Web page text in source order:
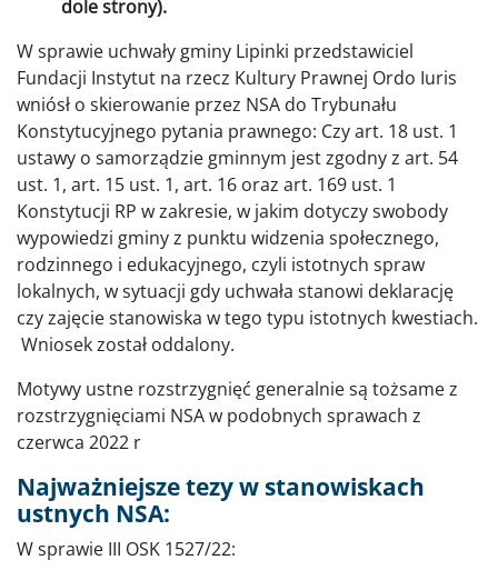
dole strony).
W sprawie uchwały gminy Lipinki przedstawiciel
Fundacji Instytut na rzecz Kultury Prawnej Ordo Iuris
wniósł o skierowanie przez NSA do Trybunału
Konstytucyjnego pytania prawnego: Czy art. 18 ust. 1
ustawy o samorządzie gminnym jest zgodny z art. 54
ust. 1, art. 15 ust. 1, art. 16 oraz art. 169 ust. 1
Konstytucji RP w zakresie, w jakim dotyczy swobody
wypowiedzi gminy z punktu widzenia społecznego,
rodzinnego i edukacyjnego, czyli istotnych spraw
lokalnych, w sytuacji gdy uchwała stanowi deklarację
czy zajęcie stanowiska w tego typu istotnych kwestiach.
Wniosek został oddalony.
Motywy ustne rozstrzygnięć generalnie są tożsame z
rozstrzygnięciami NSA w podobnych sprawach z
czerwca 2022 r
Najważniejsze tezy w stanowiskach
ustnych NSA:
W sprawie III OSK 1527/22: